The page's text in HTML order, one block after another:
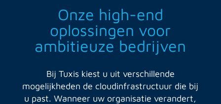
Onze high-end
oplossingen voor
ambitieuze bedrijven
Bij Tuxis kiest u uit verschillende
mogelijkheden de cloudinfrastructuur die bij
u past. Wanneer uw organisatie verandert,